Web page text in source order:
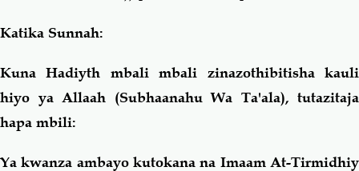
Katika Sunnah:
Kuna Hadiyth mbali mbali zinazothibitisha kauli
hiyo ya Allaah (Subhaanahu Wa Ta'ala), tutazitaja
hapa mbili:
Ya kwanza ambayo kutokana na Imaam At-Tirmidhiy